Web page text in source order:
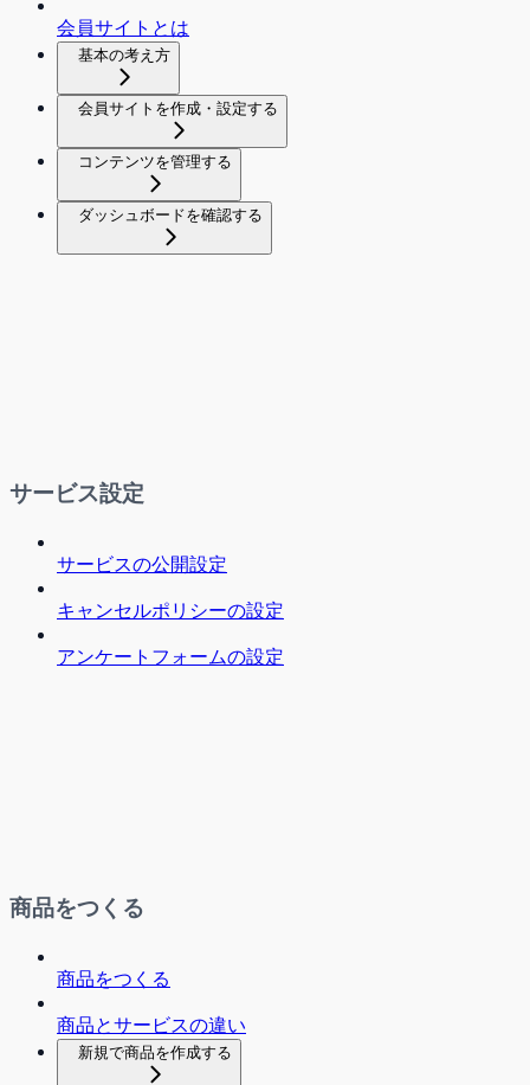
会員サイトとは
基本の考え方
会員サイトを作成・設定する
コンテンツを管理する
ダッシュボードを確認する
サービス設定
サービスの公開設定
キャンセルポリシーの設定
アンケートフォームの設定
商品をつくる
商品をつくる
商品とサービスの違い
新規で商品を作成する